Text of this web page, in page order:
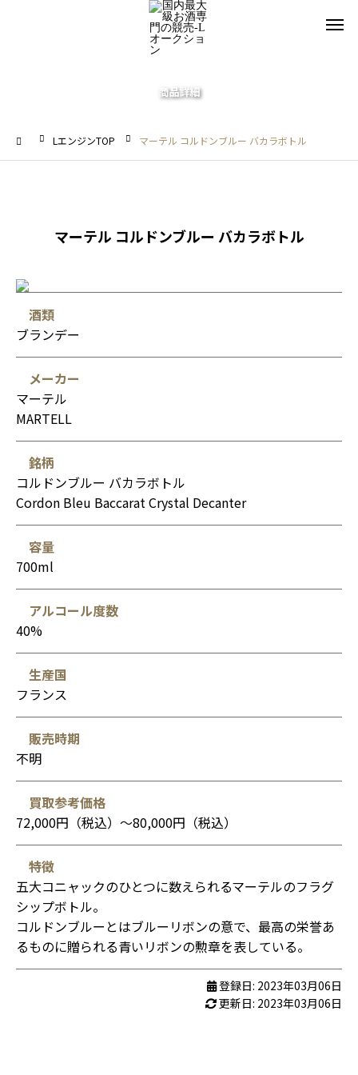
商品詳細
LエンジンTOP マーテル コルドンブルー バカラボトル
マーテル コルドンブルー バカラボトル
酒類
ブランデー
メーカー
マーテル
MARTELL
銘柄
コルドンブルー バカラボトル
Cordon Bleu Baccarat Crystal Decanter
容量
700ml
アルコール度数
40%
生産国
フランス
販売時期
不明
買取参考価格
72,000円（税込）〜80,000円（税込）
特徴
五大コニャックのひとつに数えられるマーテルのフラグ
シップボトル。
コルドンブルーとはブルーリボンの意で、最高の栄誉あ
るものに贈られる青いリボンの勲章を表している。
登録日: 2023年03月06日
更新日: 2023年03月06日